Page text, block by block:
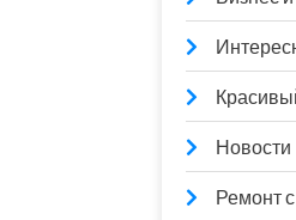
Новости
Ремонт